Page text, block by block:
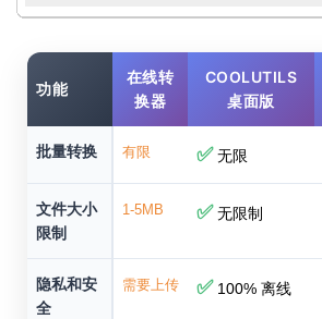
功能
在线转
换器
COOLUTILS
桌面版
批量转换 有限 ✅无限
文件大小
限制
1-5MB ✅无限制
隐私和安
全
需要上传 ✅100% 离线